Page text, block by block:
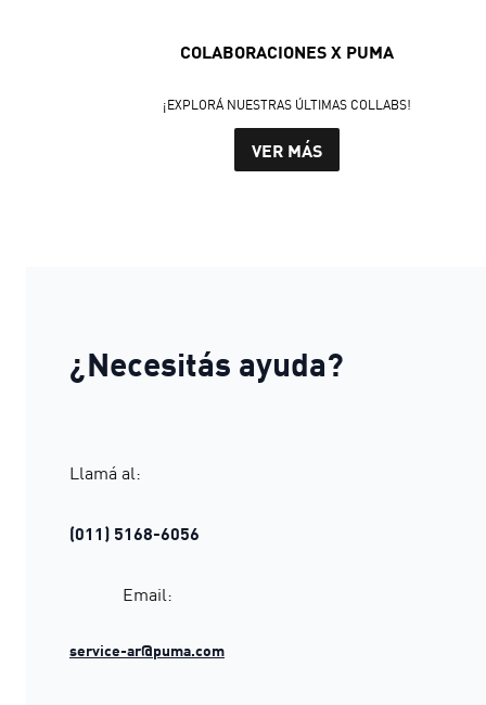
COLABORACIONES X PUMA
¡EXPLORÁ NUESTRAS ÚLTIMAS COLLABS!
VER MÁS
¿Necesitás ayuda?
Llamá al:
(011) 5168-6056
Email:
service-ar@puma.com